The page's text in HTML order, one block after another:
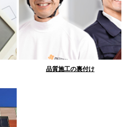
品質施工の裏付け